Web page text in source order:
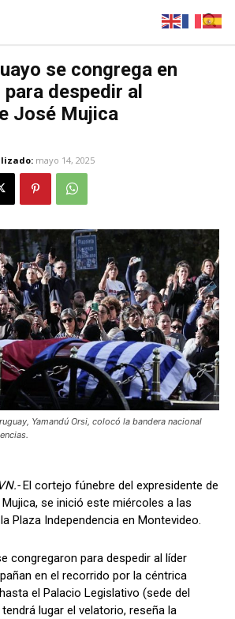
se congrega en
despedir al
José Mujica
mayo 14, 2025
Yamandú Orsi, colocó la bandera nacional
El cortejo fúnebre del expresidente de
Mujica, se inició este miércoles a las
Plaza Independencia en Montevideo.
congregaron para despedir al líder
en el recorrido por la céntrica
el Palacio Legislativo (sede del
lugar el velatorio, reseña la